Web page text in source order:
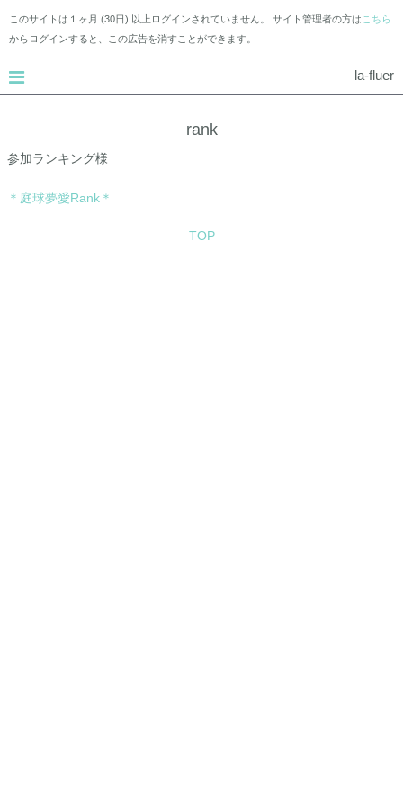
このサイトは１ヶ月 (30日) 以上ログインされていません。 サイト管理者の方は こちら
からログインすると、この広告を消すことができます。
la-fluer
rank
参加ランキング様
＊庭球夢愛Rank＊
TOP